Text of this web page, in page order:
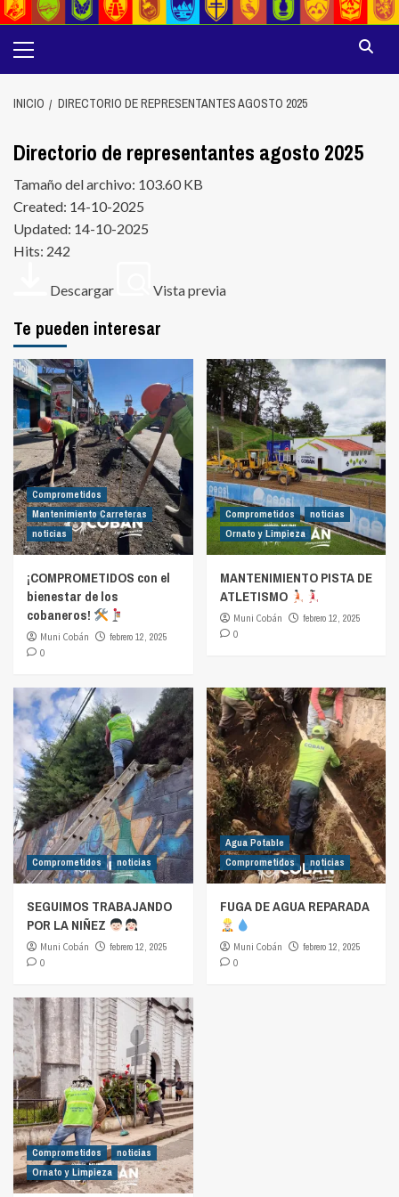
principal
INICIO DIRECTORIO DE REPRESENTANTES AGOSTO 2025
Directorio de representantes agosto 2025
Tamaño del archivo: 103.60 KB
Created: 14-10-2025
Updated: 14-10-2025
Hits: 242
Descargar Vista previa
Te pueden interesar
Comprometidos
Mantenimiento Carreteras
noticias
¡COMPROMETIDOS con el
bienestar de los
cobaneros!
Muni Cobán
febrero 12, 2025
0
Comprometidos
noticias
Ornato y Limpieza
MANTENIMIENTO PISTA DE
ATLETISMO
Muni Cobán
febrero 12, 2025
0
Comprometidos noticias
SEGUIMOS TRABAJANDO
POR LA NIÑEZ
Muni Cobán
febrero 12, 2025
0
Agua Potable
Comprometidos
noticias
FUGA DE AGUA REPARADA
Muni Cobán
febrero 12, 2025
0
Comprometidos
noticias
Ornato y Limpieza